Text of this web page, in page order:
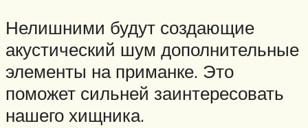
Нелишними будут создающие
акустический шум дополнительные
элементы на приманке. Это
поможет сильней заинтересовать
нашего хищника.